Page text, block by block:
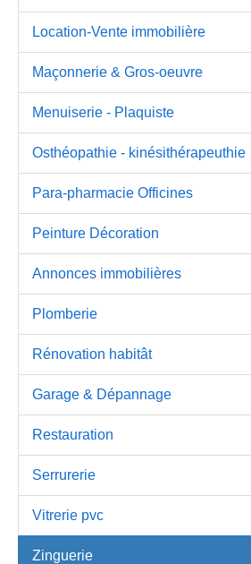
Location-Vente immobilière
Maçonnerie & Gros-oeuvre
Menuiserie - Plaquiste
Osthéopathie - kinésithérapeuthie
Para-pharmacie Officines
Peinture Décoration
Annonces immobilières
Plomberie
Rénovation habitât
Garage & Dépannage
Restauration
Serrurerie
Vitrerie pvc
Zinguerie